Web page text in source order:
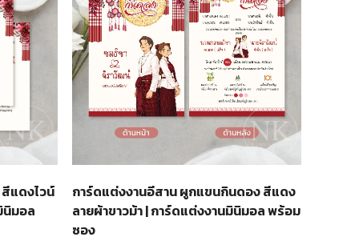
แดงไวน์
นิมอล
การ์ดแต่งงานอีสาน ผูกแขนกินดอง สีแดง
ลายผ้าขาวม้า | การ์ดแต่งงานมินิมอล พร้อม
ซอง